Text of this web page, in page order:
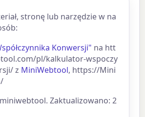
stronę lub narzędzie w na
Konwersji" na htt
pl/kalkulator-wspoczy
z MiniWebtool, https://Mini
Zaktualizowano: 2